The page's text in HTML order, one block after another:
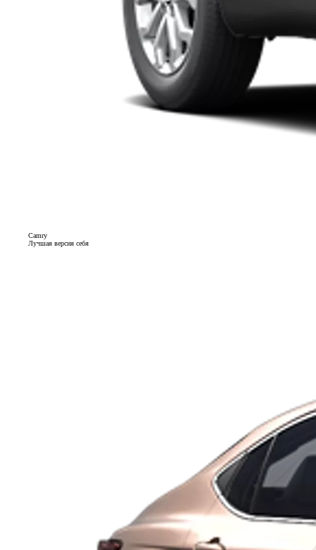
Camry
Лучшая версия себя